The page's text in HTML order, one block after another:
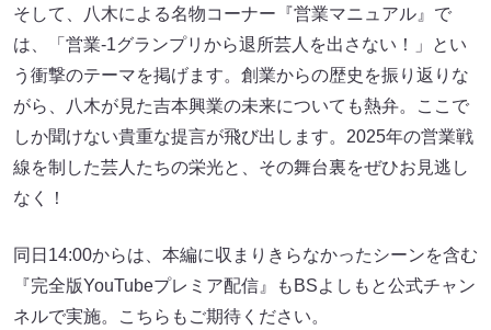
そして、八木による名物コーナー『営業マニュアル』で
は、「営業-1グランプリから退所芸人を出さない！」とい
う衝撃のテーマを掲げます。創業からの歴史を振り返りな
がら、八木が見た吉本興業の未来についても熱弁。ここで
しか聞けない貴重な提言が飛び出します。2025年の営業戦
線を制した芸人たちの栄光と、その舞台裏をぜひお見逃し
なく！
同日14:00からは、本編に収まりきらなかったシーンを含む
『完全版YouTubeプレミア配信』もBSよしもと公式チャン
ネルで実施。こちらもご期待ください。